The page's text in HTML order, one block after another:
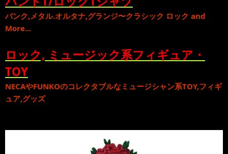
パンク,メタル.オルタナ,グランジ〜クラシック ロック and
More...
ロック, ミュージック系フィギュア・
TOY
NECAやFUNKOのコレクタブルなミュージシャン系TOY,フィギ
ュア,グッズ